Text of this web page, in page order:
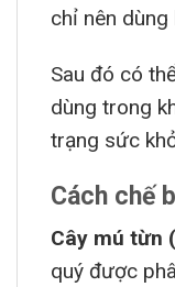
chỉ nên
Sau đó có
dùng trong
trạng sức
Cách chế
Cây mú từn
quý được